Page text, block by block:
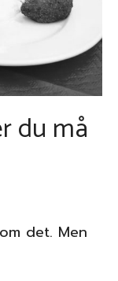
du må
det. Men